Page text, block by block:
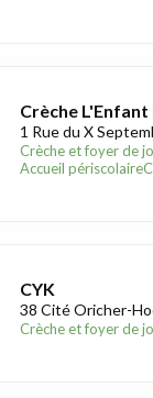
Crèche L'Enfant
1 Rue du X
Crèche et foyer de
Accueil périscolaire
CYK
38 Cité Oricher-
Crèche et foyer de